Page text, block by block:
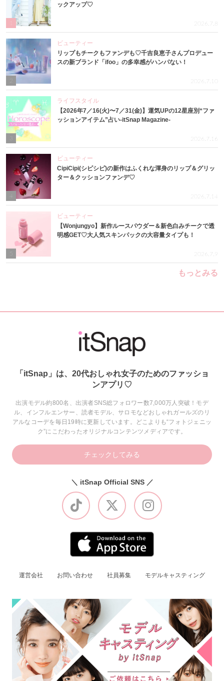
ックアップ♡
2026.7.8
ビューティー
リップもチークもファンデも♡千吉良恵子さんプロデュー
スの新ブランド「ifoo」の多幸感がハンパない！
2026.7.10
3
ライフスタイル
【2026年7／16(火)〜7／31(金)】運気UPの12星座別“ファ
ッションアイテム”占い-itSnap Magazine-
2026.7.16
ビューティー
CipiCipi(シピシピ)の新作はふくれな渾身のリップ＆グリッ
ター＆クッションファンデ♡
2026.7.14
ビューティー
【Wonjungyo】新作ルースパウダー＆新色白みチークで透
明感GET♡大人気スキンパックの大容量タイプも！
2026.7.9
もっとみる
「itSnap」は、20代おしゃれ女子のためのファッショ
ンアプリ♡
出演モデル約800名、出演者SNS総フォロワー数7,000万人突破！モデ
ル、インフルエンサー、読者モデル、サロモなどおしゃれガールズのリ
アルなコーデを毎日19時に更新しています。どこよりも“フォトジェニッ
ク”にこだわったオリジナルコンテンツメディアです。
チェックしてみる
＼ itSnap Official SNS ／
運営会社 お問い合わせ 社員募集 モデルキャスティング